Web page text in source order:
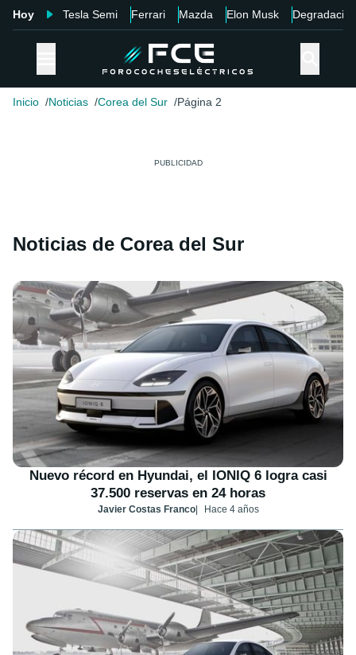
Hoy Tesla Semi Ferrari Mazda Elon Musk Degradación
Inicio Noticias Corea del Sur Página 2
Noticias de Corea del Sur
Nuevo récord en Hyundai, el IONIQ 6 logra casi
37.500 reservas en 24 horas
Javier Costas Franco Hace 4 años